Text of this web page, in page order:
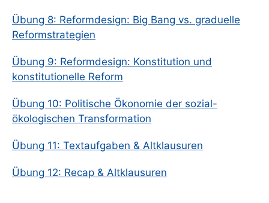
Übung 8: Reformdesign: Big Bang vs. graduelle
Reformstrategien
Übung 9: Reformdesign: Konstitution und
konstitutionelle Reform
Übung 10: Politische Ökonomie der sozial-
ökologischen Transformation
Übung 11: Textaufgaben & Altklausuren
Übung 12: Recap & Altklausuren